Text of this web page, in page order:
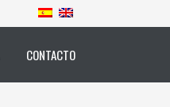
CONTACTO